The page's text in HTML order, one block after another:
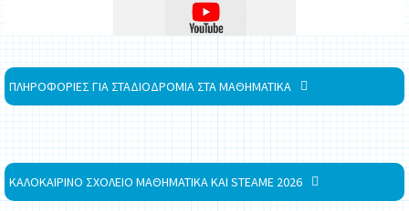
ΠΛΗΡΟΦΟΡΙΕΣ ΓΙΑ ΣΤΑΔΙΟΔΡΟΜΙΑ ΣΤΑ ΜΑΘΗΜΑΤΙΚΑ
ΚΑΛΟΚΑΙΡΙΝΟ ΣΧΟΛΕΙΟ ΜΑΘΗΜΑΤΙΚΑ ΚΑΙ STEAME 2026